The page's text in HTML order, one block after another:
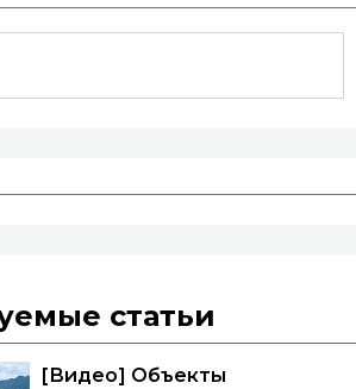
статьи
[Видео] Объекты